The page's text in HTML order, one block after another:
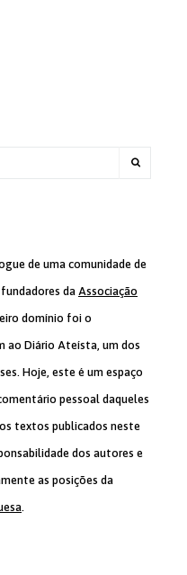
de uma comunidade de
daAssociação
domínio foi o
ao Diário Ateísta, um dos
Hoje, este é um espaço
pessoal daqueles
textos publicados neste
dos autores e
as posições da
.